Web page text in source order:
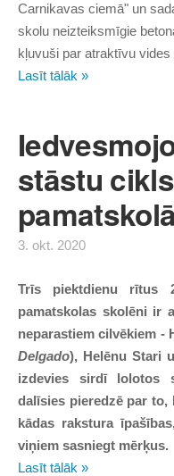
Carnikavas ciemā" un
skolu neizteiksmīgie
kļuvuši par atraktīvu vides
Lasīt tālāk »
stāstu
3. okt. 2020
Trīs piektdienu rītus
pamatskolas skolēni ir
neparastiem cilvēkiem -
Delgado), Helēnu Stari
izdevies sirdī lolotos
dalīsies pieredzē par
kādas rakstura
viņiem sasniegt mērķus.
Lasīt tālāk »